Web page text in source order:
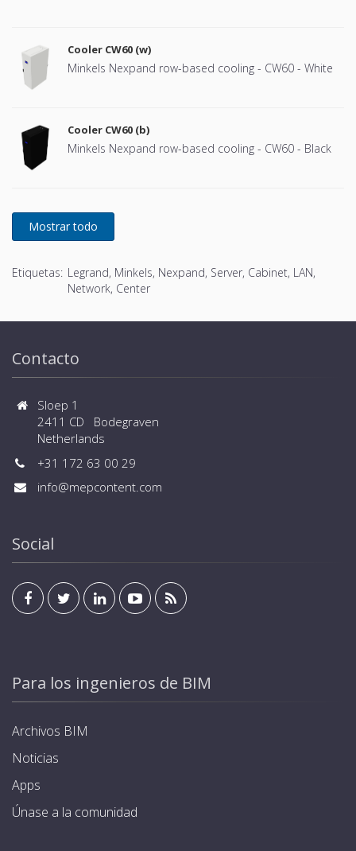
Cooler CW60 (w)
Minkels Nexpand row-based cooling - CW60 - White
Cooler CW60 (b)
Minkels Nexpand row-based cooling - CW60 - Black
Etiquetas: Legrand, Minkels, Nexpand, Server, Cabinet, LAN,
Network, Center
Contacto
Sloep 1
2411 CD Bodegraven
Netherlands
+31 172 63 00 29
info@mepcontent.com
Social
Para los ingenieros de BIM
Archivos BIM
Noticias
Apps
Únase a la comunidad